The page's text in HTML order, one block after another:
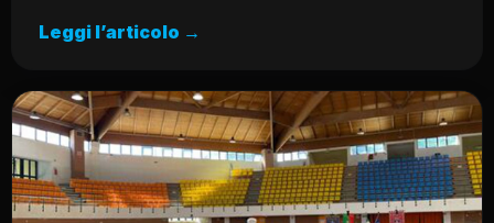
Leggi l’articolo →